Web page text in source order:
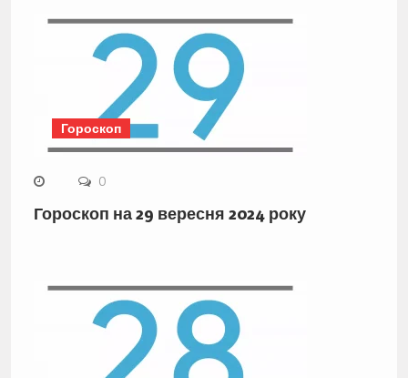
Гороскоп
0
Гороскоп на 29 вересня 2024 року